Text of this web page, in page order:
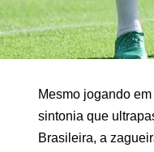
Mesmo jogando
sintonia que
Brasileira, a